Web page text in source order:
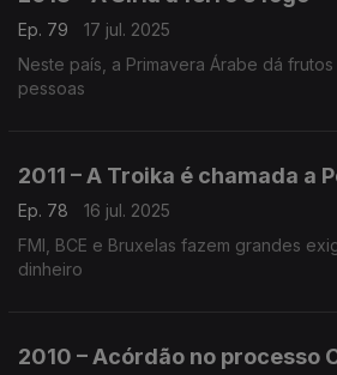
Ep. 79
17 jul. 2025
Neste país, a Primavera Árabe dá
pessoas
2011 – A Troika é chamada a
Ep. 78
16 jul. 2025
FMI, BCE e Bruxelas fazem grandes
dinheiro
2010 – Acórdão no processo